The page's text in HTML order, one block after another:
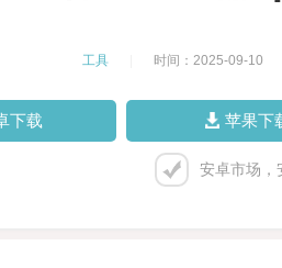
工具 时间：2025-09-10
下载 苹果下
安卓市场，